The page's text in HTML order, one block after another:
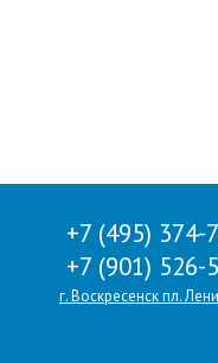
+7 (495) 374-
+7 (901) 526-
г. Воскресенск пл.